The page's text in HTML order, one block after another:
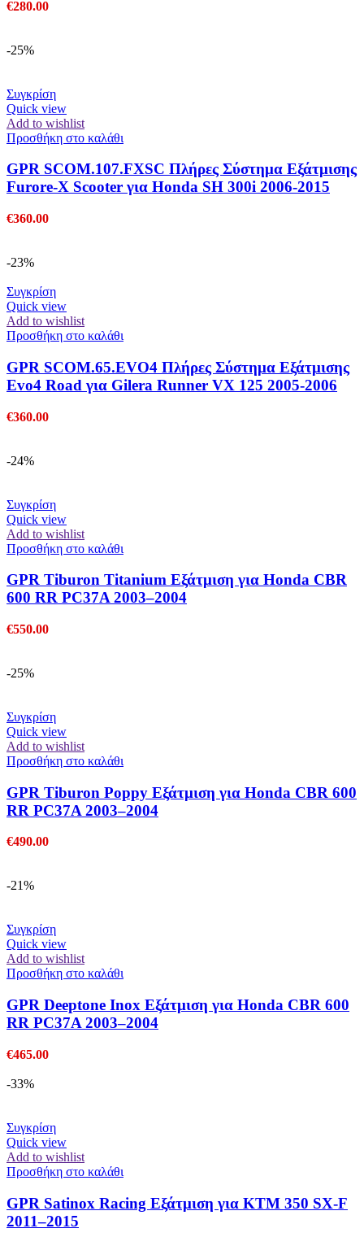
€280.00
-25%
Συγκρίση
Quick view
Add to wishlist
Προσθήκη στο καλάθι
GPR SCOM.107.FXSC Πλήρες Σύστημα Εξάτμισης
Furore-X Scooter για Honda SH 300i 2006-2015
€360.00
-23%
Συγκρίση
Quick view
Add to wishlist
Προσθήκη στο καλάθι
GPR SCOM.65.EVO4 Πλήρες Σύστημα Εξάτμισης
Evo4 Road για Gilera Runner VX 125 2005-2006
€360.00
-24%
Συγκρίση
Quick view
Add to wishlist
Προσθήκη στο καλάθι
GPR Tiburon Titanium Εξάτμιση για Honda CBR
600 RR PC37A 2003–2004
€550.00
-25%
Συγκρίση
Quick view
Add to wishlist
Προσθήκη στο καλάθι
GPR Tiburon Poppy Εξάτμιση για Honda CBR 600
RR PC37A 2003–2004
€490.00
-21%
Συγκρίση
Quick view
Add to wishlist
Προσθήκη στο καλάθι
GPR Deeptone Inox Εξάτμιση για Honda CBR 600
RR PC37A 2003–2004
€465.00
-33%
Συγκρίση
Quick view
Add to wishlist
Προσθήκη στο καλάθι
GPR Satinox Racing Εξάτμιση για KTM 350 SX-F
2011–2015